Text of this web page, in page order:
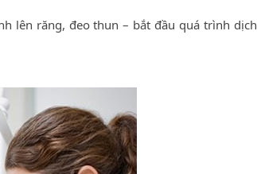
lên răng, đeo thun – bắt đầu quá trình dịch